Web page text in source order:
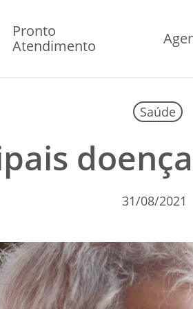
Pronto
Atendimento
Saúde
31/08/2021